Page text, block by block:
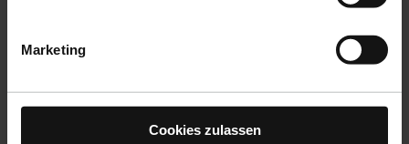
Marketing
Cookies zulassen